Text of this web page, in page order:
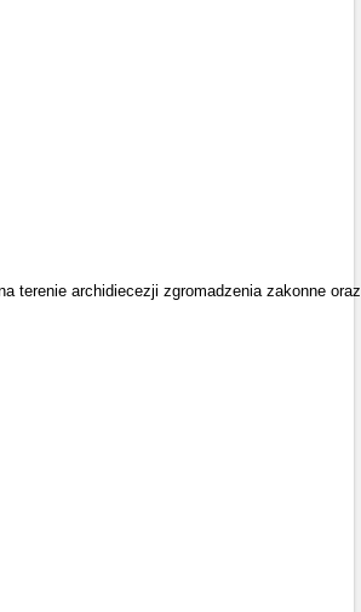
terenie archidiecezji zgromadzenia zakonne oraz